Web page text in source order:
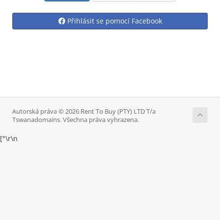
Přihlásit se pomocí Facebook
Autorská práva © 2026 Rent To Buy (PTY) LTD T/a
Tswanadomains. Všechna práva vyhrazena.
["\r\n